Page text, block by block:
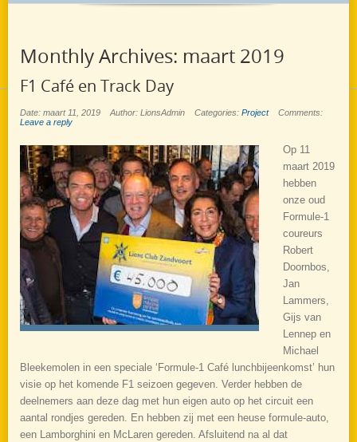
Monthly Archives: maart 2019
F1 Café en Track Day
Date: maart 11, 2019 Author: LionsAdmin Categories: Project
Comments:
Leave a reply
Op 11
maart 2019
hebben
onze oud
Formule-1
coureurs
Robert
Doornbos,
Jan
Lammers,
Gijs van
Lennep en
Michael
Bleekemolen in een speciale ‘Formule-1 Café lunchbijeenkomst’ hun
visie op het komende F1 seizoen gegeven. Verder hebben de
deelnemers aan deze dag met hun eigen auto op het circuit een
aantal rondjes gereden. En hebben zij met een heuse formule-auto,
een Lamborghini en McLaren gereden. Afsluitend na al dat